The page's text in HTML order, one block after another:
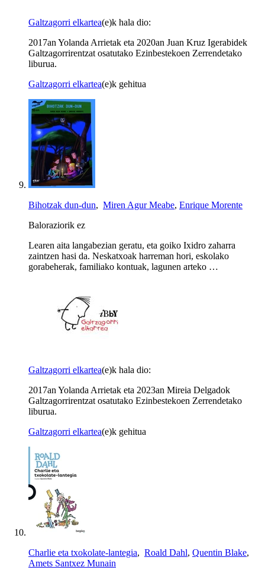
Galtzagorri elkartea(e)k hala dio:
2017an Yolanda Arrietak eta 2020an Juan Kruz Igerabidek
Galtzagorrirentzat osatutako Ezinbestekoen Zerrendetako
liburua.
Galtzagorri elkartea(e)k gehitua
Bihotzak dun-dun, Miren Agur Meabe, Enrique Morente
Baloraziorik ez
Learen aita langabezian geratu, eta goiko Ixidro zaharra
zaintzen hasi da. Neskatxoak harreman hori, eskolako
gorabeherak, familiako kontuak, lagunen arteko …
Galtzagorri elkartea(e)k hala dio:
2017an Yolanda Arrietak eta 2023an Mireia Delgadok
Galtzagorrirentzat osatutako Ezinbestekoen Zerrendetako
liburua.
Galtzagorri elkartea(e)k gehitua
Charlie eta txokolate-lantegia, Roald Dahl, Quentin Blake,
Amets Santxez Munain